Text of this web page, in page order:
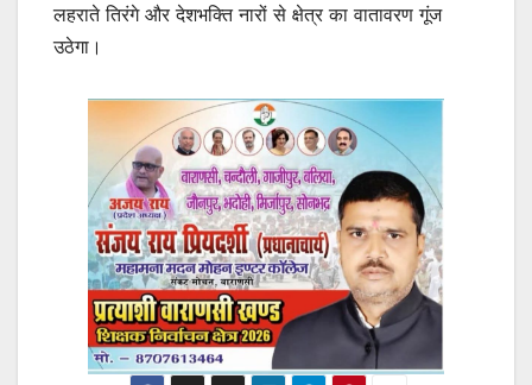
लहराते तिरंगे और देशभक्ति नारों से क्षेत्र का वातावरण गूंज
उठेगा।